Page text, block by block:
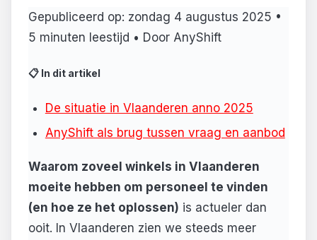
Gepubliceerd op: zondag 4 augustus 2025 •
5 minuten leestijd • Door AnyShift
📋 In dit artikel
De situatie in Vlaanderen anno 2025
AnyShift als brug tussen vraag en aanbod
Waarom zoveel winkels in Vlaanderen
moeite hebben om personeel te vinden
(en hoe ze het oplossen) is actueler dan
ooit. In Vlaanderen zien we steeds meer